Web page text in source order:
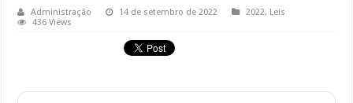
Administração 14 de setembro de 2022 2022, Leis
436 Views